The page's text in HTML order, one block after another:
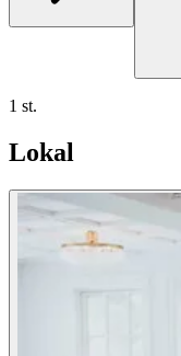
1 st.
Lokal